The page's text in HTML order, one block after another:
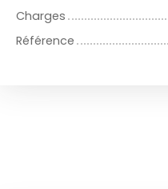
Charges
Référence